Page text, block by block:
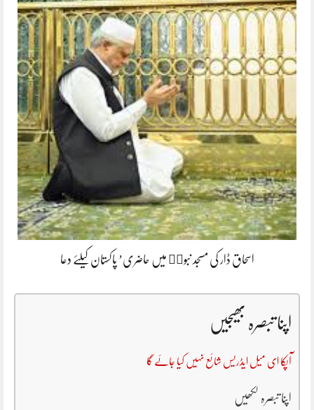
اسحاق ڈار کی مسجد نبویۖ میں حاضری’ پاکستان کیلئے دعا
اپنا تبصرہ بھیجیں
آپکا ای میل ایڈریس شائع نہیں کیا جائے گا
اپنا تبصرہ لکھیں